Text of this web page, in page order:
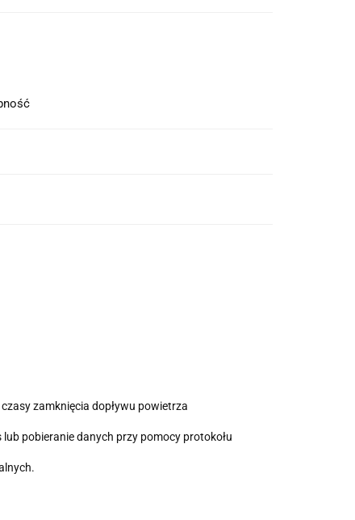
zamknięcia dopływu powietrza
pobieranie danych przy pomocy protokołu